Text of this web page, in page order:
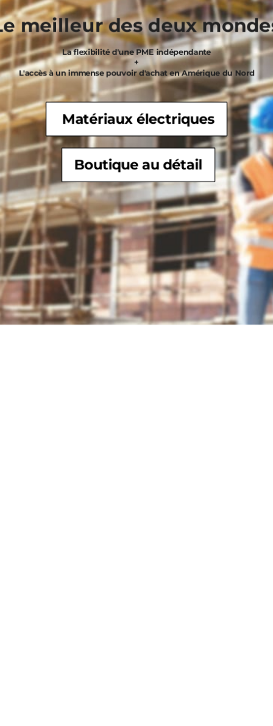
meilleur des deux
La flexibilité d'une PME indépendante
+
L'accès à un immense pouvoir d'achat en Amérique du Nord
Matériaux électriques
Boutique au détail